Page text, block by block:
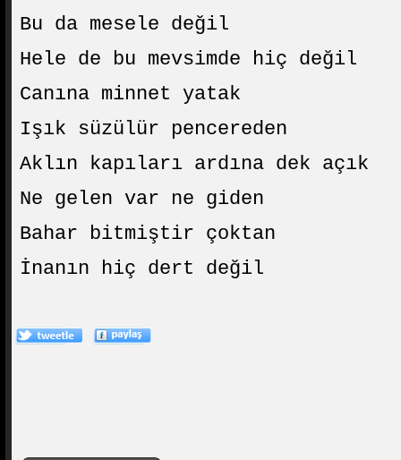
Bu da mesele değil
Hele de bu mevsimde hiç değil
Canına minnet yatak
Işık süzülür pencereden
Aklın kapıları ardına dek açık
Ne gelen var ne giden
Bahar bitmiştir çoktan
İnanın hiç dert değil